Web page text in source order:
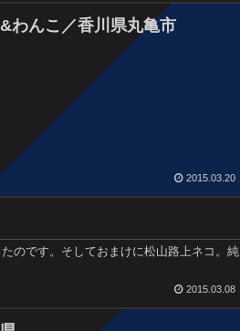
わんこ／香川県丸亀市
2015.03.20
のです。そしておまけに松山路上ネコ。純
2015.03.08